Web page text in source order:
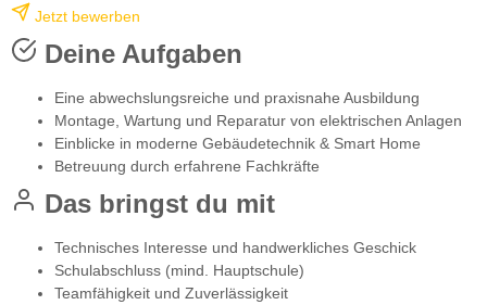
Jetzt bewerben
Deine Aufgaben
Eine abwechslungsreiche und praxisnahe Ausbildung
Montage, Wartung und Reparatur von elektrischen Anlagen
Einblicke in moderne Gebäudetechnik & Smart Home
Betreuung durch erfahrene Fachkräfte
Das bringst du mit
Technisches Interesse und handwerkliches Geschick
Schulabschluss (mind. Hauptschule)
Teamfähigkeit und Zuverlässigkeit